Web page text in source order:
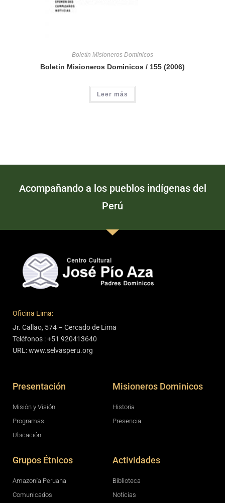
Boletín Misioneros Dominicos
Boletín Misioneros Dominicos / 155 (2006)
Leer más
Acompañando a los pueblos indígenas del
Perú
Oficina Lima:
Jr. Callao, 574 – Cercado de Lima
Teléfonos : +51 920413640
URL: www.selvasperu.org
Presentación
Misión y Visión
Programas
Ubicación
Misioneros Dominicos
Historia
Presencia
Grupos Étnicos
Amazonía Peruana
Comunicados
Actividades
Biblioteca
Noticias